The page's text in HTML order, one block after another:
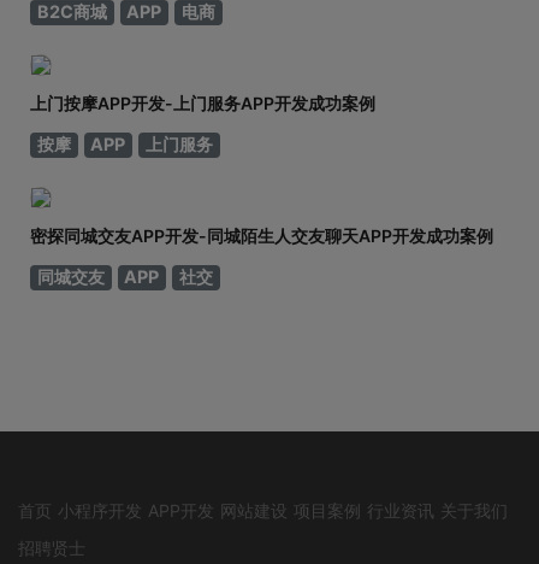
B2C商城
APP 电商
上门按摩APP开发-上门服务APP开发成功案例
按摩
APP 上门服务
密探同城交友APP开发-同城陌生人交友聊天APP开发成功案例
同城交友
APP 社交
首页 小程序开发 APP开发 网站建设 项目案例 行业资讯 关于我们
招聘贤士